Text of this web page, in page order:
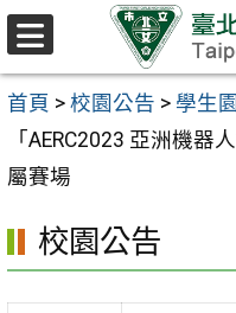
跳至主要內容區
首頁 > 校園公告 > 學生
「AERC2023 亞洲機
屬賽場
校園公告
選
單